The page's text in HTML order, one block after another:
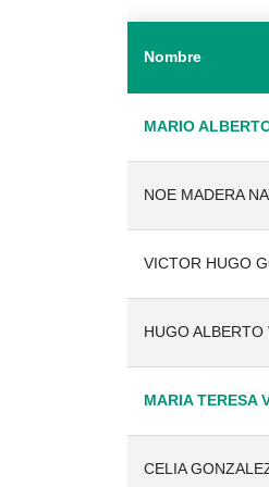
Nombre
MARIO
NOE MADERA
VICTOR HUGO
HUGO
MARIA TERESA
CELIA